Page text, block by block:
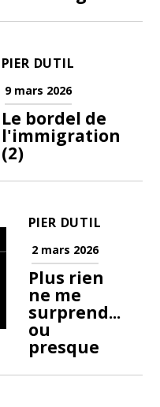
PIER DUTIL
9 mars 2026
Le bordel de
l'immigration
(2)
PIER DUTIL
2 mars 2026
Plus rien
ne me
surprend...
ou
presque